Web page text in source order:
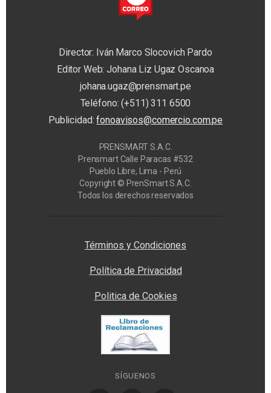
Director: Iván Marco Slocovich Pardo
Editor Web: Johana Liz Ugaz Oscanoa
johana.ugaz@prensmart.pe
Teléfono: (+511) 311 6500
Publicidad:fonoavisos@comercio.com.pe
PRENSMART S.A.C.
Prensmart Calle Paracas #532
Pueblo Libre, Lima - Perú
Copyright © PrenSmart S.A.C.
Todos los derechos reservados
Términos y Condiciones
Política de Privacidad
Politica de Cookies
SÍGUENOS